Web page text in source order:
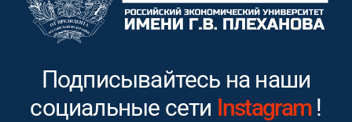
Подписывайтесь на наши
социальные сети
Instagram
Youtube !